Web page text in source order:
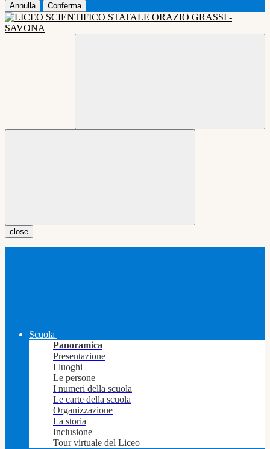
Annulla Conferma
close
Scuola
Panoramica
Presentazione
I luoghi
Le persone
I numeri della scuola
Le carte della scuola
Organizzazione
La storia
Inclusione
Tour virtuale del Liceo